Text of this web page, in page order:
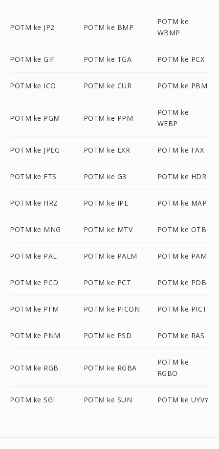
POTM ke JP2 POTM ke BMP
POTM ke
WBMP
POTM ke GIF POTM ke TGA POTM ke PCX
POTM ke ICO POTM ke CUR POTM ke PBM
POTM ke PGM POTM ke PPM
POTM ke
WEBP
POTM ke JPEG POTM ke EXR POTM ke FAX
POTM ke FTS POTM ke G3 POTM ke HDR
POTM ke HRZ POTM ke IPL POTM ke MAP
POTM ke MNG POTM ke MTV POTM ke OTB
POTM ke PAL POTM ke PALM POTM ke PAM
POTM ke PCD POTM ke PCT POTM ke PDB
POTM ke PFM POTM ke PICON POTM ke PICT
POTM ke PNM POTM ke PSD POTM ke RAS
POTM ke RGB POTM ke RGBA
POTM ke
RGBO
POTM ke SGI POTM ke SUN POTM ke UYVY